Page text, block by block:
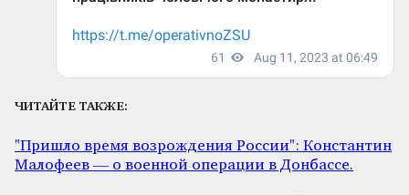
ЧИТАЙТЕ ТАКЖЕ:
"Пришло время возрождения России": Константин
Малофеев — о военной операции в Донбассе.